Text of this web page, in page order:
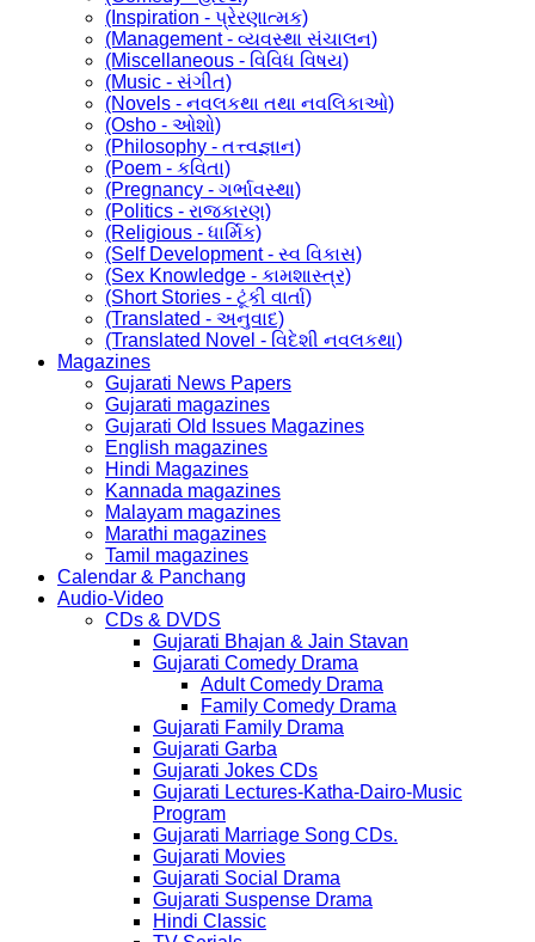
(Inspiration - પ્રેરણાત્મક)
(Management - વ્યવસ્થા સંચાલન)
(Miscellaneous - વિવિધ વિષય)
(Music - સંગીત)
(Novels - નવલકથા તથા નવલિકાઓ)
(Osho - ઓશો)
(Philosophy - તત્ત્વજ્ઞાન)
(Poem - કવિતા)
(Pregnancy - ગર્ભાવસ્થા)
(Politics - રાજકારણ)
(Religious - ધાર્મિક)
(Self Development - સ્વ વિકાસ)
(Sex Knowledge - કામશાસ્ત્ર)
(Short Stories - ટૂંકી વાર્તા)
(Translated - અનુવાદ)
(Translated Novel - વિદેશી નવલકથા)
Magazines
Gujarati News Papers
Gujarati magazines
Gujarati Old Issues Magazines
English magazines
Hindi Magazines
Kannada magazines
Malayam magazines
Marathi magazines
Tamil magazines
Calendar & Panchang
Audio-Video
CDs & DVDS
Gujarati Bhajan & Jain Stavan
Gujarati Comedy Drama
Adult Comedy Drama
Family Comedy Drama
Gujarati Family Drama
Gujarati Garba
Gujarati Jokes CDs
Gujarati Lectures-Katha-Dairo-Music
Program
Gujarati Marriage Song CDs.
Gujarati Movies
Gujarati Social Drama
Gujarati Suspense Drama
Hindi Classic